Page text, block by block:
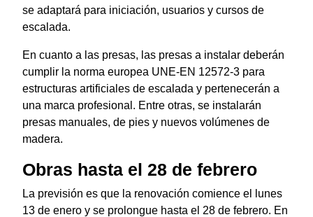
se adaptará para iniciación, usuarios y cursos de
escalada.
En cuanto a las presas, las presas a instalar deberán
cumplir la norma europea UNE-EN 12572-3 para
estructuras artificiales de escalada y pertenecerán a
una marca profesional. Entre otras, se instalarán
presas manuales, de pies y nuevos volúmenes de
madera.
Obras hasta el 28 de febrero
La previsión es que la renovación comience el lunes
13 de enero y se prolongue hasta el 28 de febrero. En